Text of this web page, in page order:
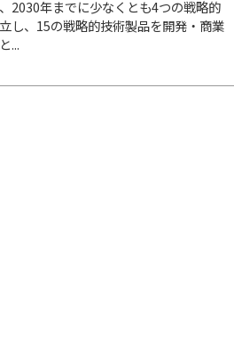
2030年までに少なくとも4つの戦略的
し、15の戦略的技術製品を開発・商業
...